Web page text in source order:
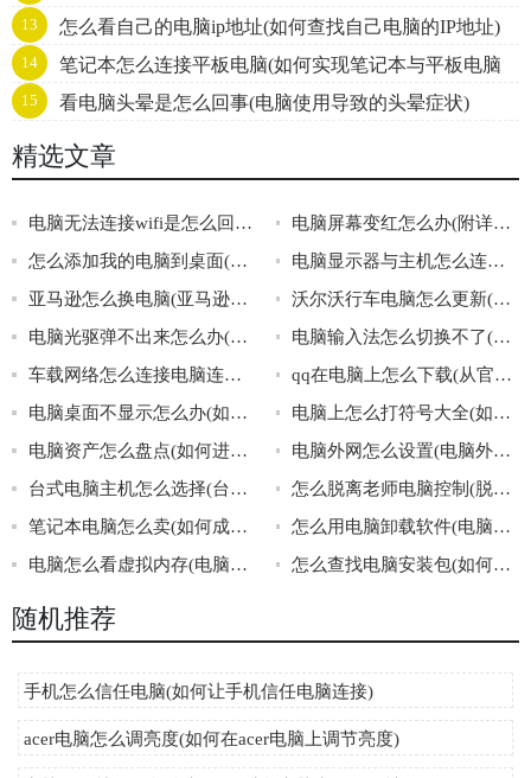
13 怎么看自己的电脑ip地址(如何查找自己电脑的IP地址)
14
笔记本怎么连接平板电脑(如何实现笔记本与平板电脑
无缝连接)
15 看电脑头晕是怎么回事(电脑使用导致的头晕症状)
精选文章
电脑无法连接wifi是怎么回事啊(电脑无法连接wifi的常见原因)
电脑屏幕变红怎么办(附详细介绍)
怎么添加我的电脑到桌面(添加我的电脑到桌面)
电脑显示器与主机怎么连接(连接电脑显示器和主机的方法介绍)
亚马逊怎么换电脑(亚马逊换电脑步骤)
沃尔沃行车电脑怎么更新(如何更新沃尔沃行车电脑)
电脑光驱弹不出来怎么办(解决电脑光驱弹不出来的方法)
电脑输入法怎么切换不了(解决电脑输入法无法切换问题的方法)
车载网络怎么连接电脑连接(如何让车载网络连接电脑)
qq在电脑上怎么下载(从官网下载qq的好处)
电脑桌面不显示怎么办(如何处理电脑桌面无法正常显示的情况)
电脑上怎么打符号大全(如何在电脑上打各种符号)
电脑资产怎么盘点(如何进行电脑资产盘点)
电脑外网怎么设置(电脑外网的设置方法)
台式电脑主机怎么选择(台式电脑主机的选购指南)
怎么脱离老师电脑控制(脱离老师电脑控制的方法)
笔记本电脑怎么卖(如何成功卖掉自己的笔记本电脑)
怎么用电脑卸载软件(电脑卸载软件的方法)
电脑怎么看虚拟内存(电脑如何查看虚拟内存)
怎么查找电脑安装包(如何找到电脑安装包)
随机推荐
手机怎么信任电脑(如何让手机信任电脑连接)
acer电脑怎么调亮度(如何在acer电脑上调节亮度)